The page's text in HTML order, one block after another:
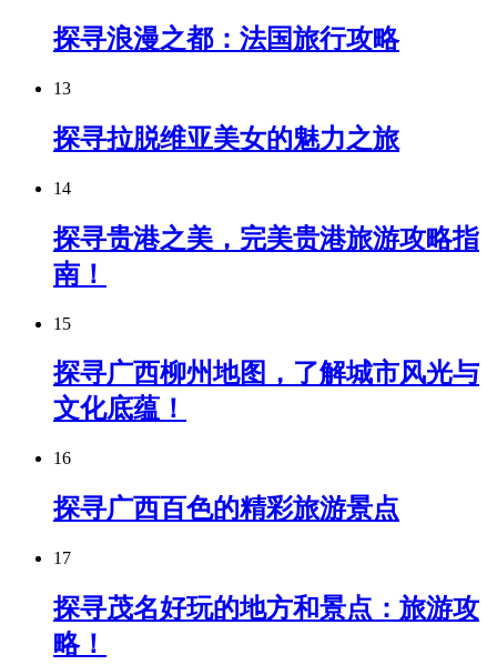
探寻浪漫之都：法国旅行攻略
13
探寻拉脱维亚美女的魅力之旅
14
探寻贵港之美，完美贵港旅游攻略指
南！
15
探寻广西柳州地图，了解城市风光与
文化底蕴！
16
探寻广西百色的精彩旅游景点
17
探寻茂名好玩的地方和景点：旅游攻
略！